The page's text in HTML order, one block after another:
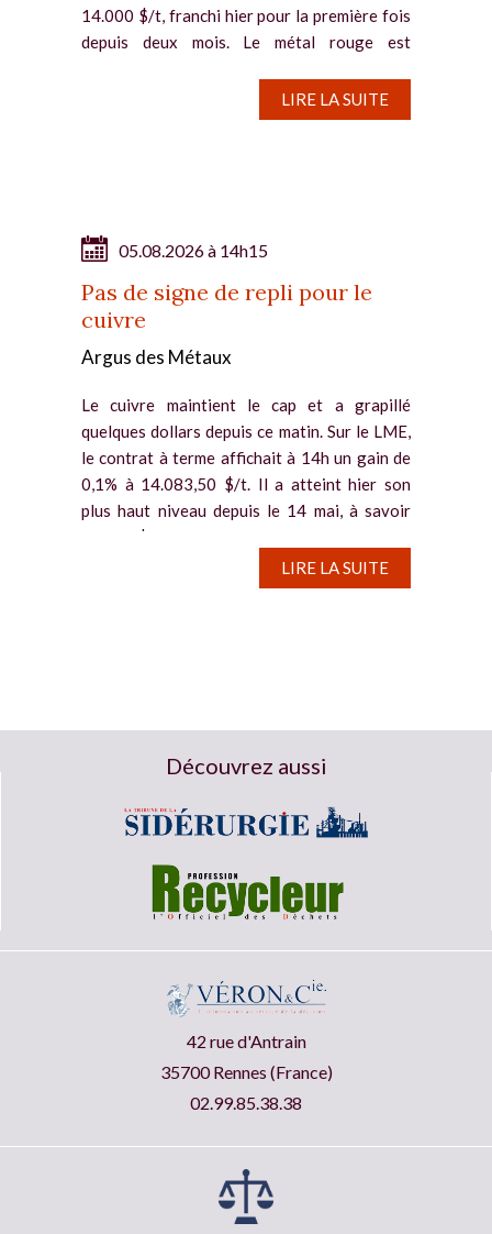
14.000 $/t, franchi hier pour la première fois
depuis deux mois. Le métal rouge est
LIRE LA SUITE
05.08.2026 à 14h15
Pas de signe de repli pour le
cuivre
Argus des Métaux
Le cuivre maintient le cap et a grapillé
quelques dollars depuis ce matin. Sur le LME,
le contrat à terme affichait à 14h un gain de
0,1% à 14.083,50 $/t. Il a atteint hier son
plus haut niveau depuis le 14 mai, à savoir
14.117 $/t. Des...
LIRE LA SUITE
Découvrez aussi
42 rue d'Antrain
35700 Rennes (France)
02.99.85.38.38